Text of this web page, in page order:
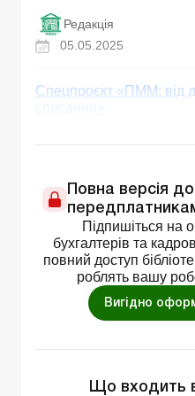
Редакція
05.05.2025
Спецпроєкт «ПММ: від
Повна версія
Підпишіться на
бухгалтерів та
повний доступ
роблять вашу
Вигідно
Що входить